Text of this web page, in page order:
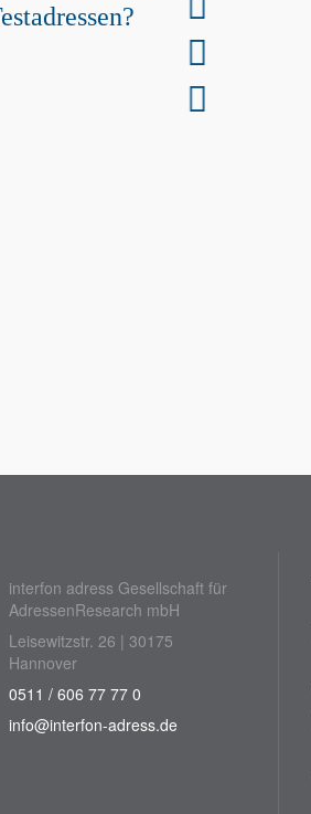
interfon adress Gesellschaft für
AdressenResearch mbH
Leisewitzstr. 26 | 30175
Hannover
0511 / 606 77 77 0
info@interfon-adress.de